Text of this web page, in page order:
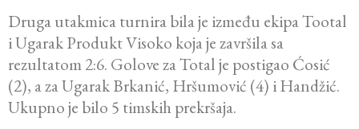
Druga utakmica turnira bila je između ekipa Tootal
i Ugarak Produkt Visoko koja je završila sa
rezultatom 2:6. Golove za Total je postigao Ćosić
(2), a za Ugarak Brkanić, Hršumović (4) i Handžić.
Ukupno je bilo 5 timskih prekršaja.